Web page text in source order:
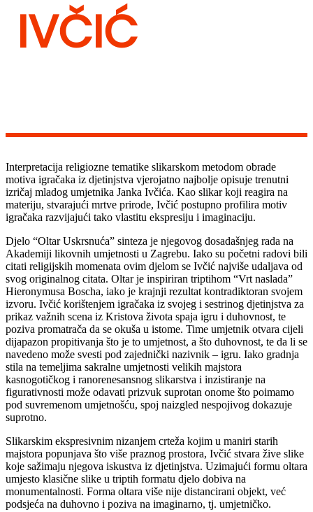
IVČIĆ
Interpretacija religiozne tematike slikarskom metodom obrade
motiva igračaka iz djetinjstva vjerojatno najbolje opisuje trenutni
izričaj mladog umjetnika Janka Ivčića. Kao slikar koji reagira na
materiju, stvarajući mrtve prirode, Ivčić postupno profilira motiv
igračaka razvijajući tako vlastitu ekspresiju i imaginaciju.
Djelo “Oltar Uskrsnuća” sinteza je njegovog dosadašnjeg rada na
Akademiji likovnih umjetnosti u Zagrebu. Iako su početni radovi bili
citati religijskih momenata ovim djelom se Ivčić najviše udaljava od
svog originalnog citata. Oltar je inspiriran triptihom “Vrt naslada”
Hieronymusa Boscha, iako je krajnji rezultat kontradiktoran svojem
izvoru. Ivčić korištenjem igračaka iz svojeg i sestrinog djetinjstva za
prikaz važnih scena iz Kristova života spaja igru i duhovnost, te
poziva promatrača da se okuša u istome. Time umjetnik otvara cijeli
dijapazon propitivanja što je to umjetnost, a što duhovnost, te da li se
navedeno može svesti pod zajednički nazivnik – igru. Iako gradnja
stila na temeljima sakralne umjetnosti velikih majstora
kasnogotičkog i ranorenesansnog slikarstva i inzistiranje na
figurativnosti može odavati prizvuk suprotan onome što poimamo
pod suvremenom umjetnošću, spoj naizgled nespojivog dokazuje
suprotno.
Slikarskim ekspresivnim nizanjem crteža kojim u maniri starih
majstora popunjava što više praznog prostora, Ivčić stvara žive slike
koje sažimaju njegova iskustva iz djetinjstva. Uzimajući formu oltara
umjesto klasične slike u triptih formatu djelo dobiva na
monumentalnosti. Forma oltara više nije distancirani objekt, već
podsjeća na duhovno i poziva na imaginarno, tj. umjetničko.